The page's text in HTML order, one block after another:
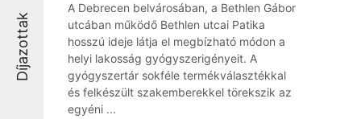
Díjazottak
A Debrecen belvárosában, a Bethlen Gábor
utcában működő Bethlen utcai Patika
hosszú ideje látja el megbízható módon a
helyi lakosság gyógyszerigényeit. A
gyógyszertár sokféle termékválasztékkal
és felkészült szakemberekkel törekszik az
egyéni ...